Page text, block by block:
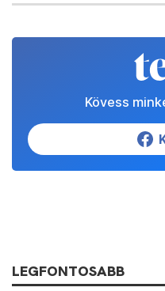
Kövess
LEGFONTOSABB